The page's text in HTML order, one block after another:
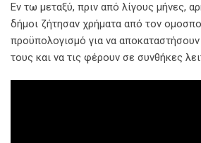
Εν τω μεταξύ, πριν από λίγους μήνες,
δήμοι ζήτησαν χρήματα από τον
προϋπολογισμό για να
τους και να τις φέρουν σε συνθήκες